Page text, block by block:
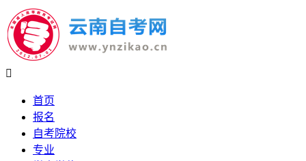

首页
报名
自考院校
专业